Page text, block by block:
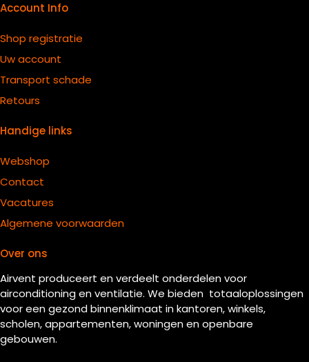
Account Info
Shop registratie
Uw account
Transport schade
Retours
Handige links
Webshop
Contact
Vacatures
Algemene voorwaarden
Over ons
Airvent produceert en verdeelt onderdelen voor
airconditioning en ventilatie. We bieden totaaloplossingen
voor een gezond binnenklimaat in kantoren, winkels,
scholen, appartementen, woningen en openbare
gebouwen.